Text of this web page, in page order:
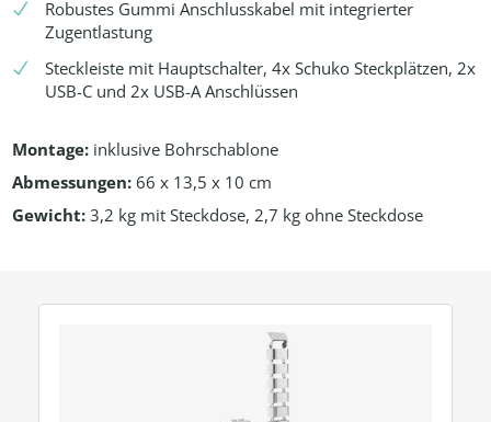
Robustes Gummi Anschlusskabel mit integrierter
Zugentlastung
Steckleiste mit Hauptschalter, 4x Schuko Steckplätzen, 2x
USB-C und 2x USB-A Anschlüssen
Montage: inklusive Bohrschablone
Abmessungen: 66 x 13,5 x 10 cm
Gewicht: 3,2 kg mit Steckdose, 2,7 kg ohne Steckdose